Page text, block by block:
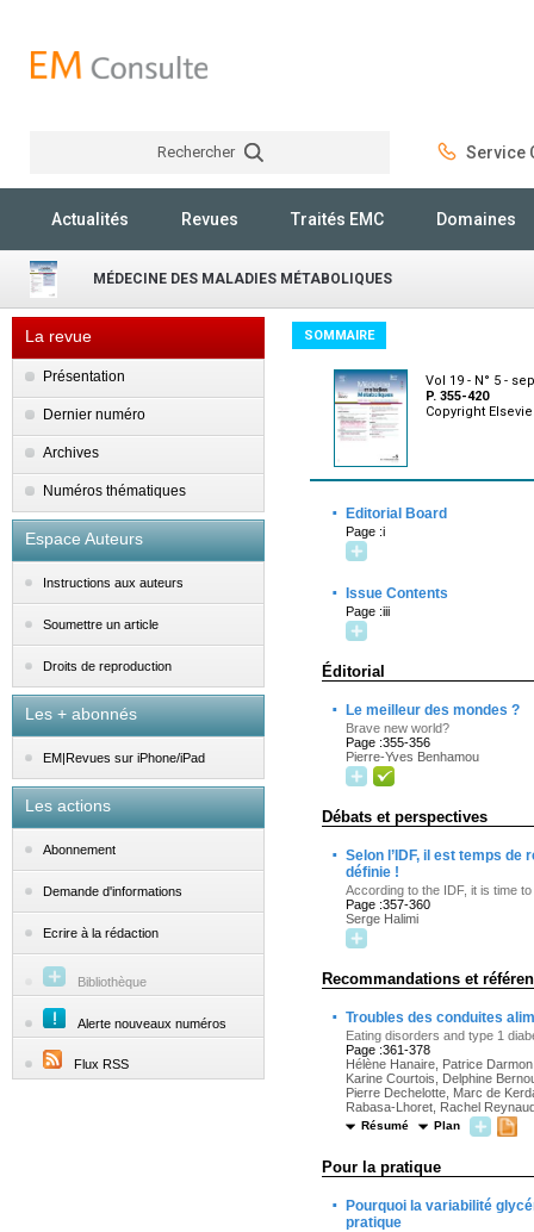
Rechercher Service
Actualités Revues Traités EMC Domaines
MÉDECINE DES MALADIES MÉTABOLIQUES
La revue
Présentation
Dernier numéro
Archives
Numéros thématiques
Espace Auteurs
Instructions aux auteurs
Soumettre un article
Droits de reproduction
Les + abonnés
EM|Revues sur iPhone/iPad
Les actions
Abonnement
Demande d'informations
Ecrire à la rédaction
Bibliothèque
Alerte nouveaux numéros
Flux RSS
SOMMAIRE
Vol 19 - N° 5 -
P. 355-420
Copyright
· Editorial Board
Page :i
· Issue Contents
Page :iii
Éditorial
· Le meilleur des mondes ?
Brave new world?
Page :355-356
Pierre-Yves Benhamou
Débats et perspectives
· Selon l’IDF, il est temps
définie !
According to the IDF, it is time
Page :357-360
Serge Halimi
Recommandations et
· Troubles des conduites
Eating disorders and type 1
Page :361-378
Hélène Hanaire, Patrice
Karine Courtois, Delphine
Pierre Dechelotte, Marc de
Rabasa-Lhoret, Rachel
Résumé Plan
Pour la pratique
·
Pourquoi la variabilité
pratique